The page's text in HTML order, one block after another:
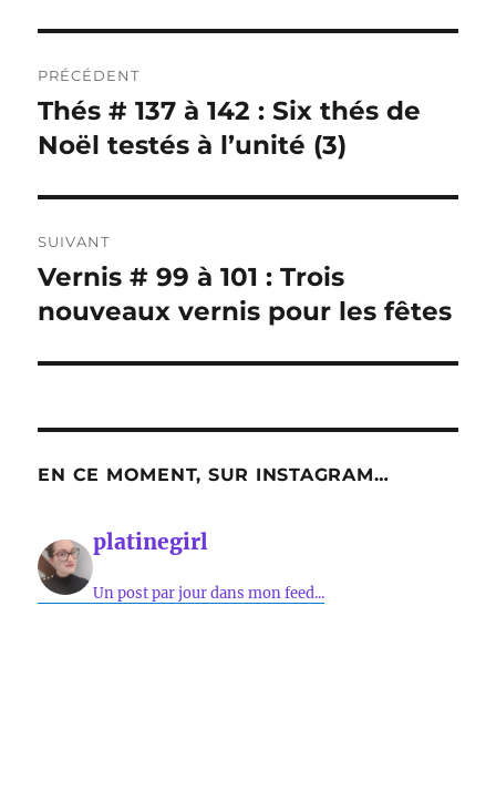
de
l’article
PRÉCÉDENT
Publication
précédente :
Thés # 137 à 142 : Six thés de
Noël testés à l’unité (3)
SUIVANT
Publication
suivante :
Vernis # 99 à 101 : Trois
nouveaux vernis pour les fêtes
EN CE MOMENT, SUR INSTAGRAM…
platinegirl
Un post par jour dans mon feed...